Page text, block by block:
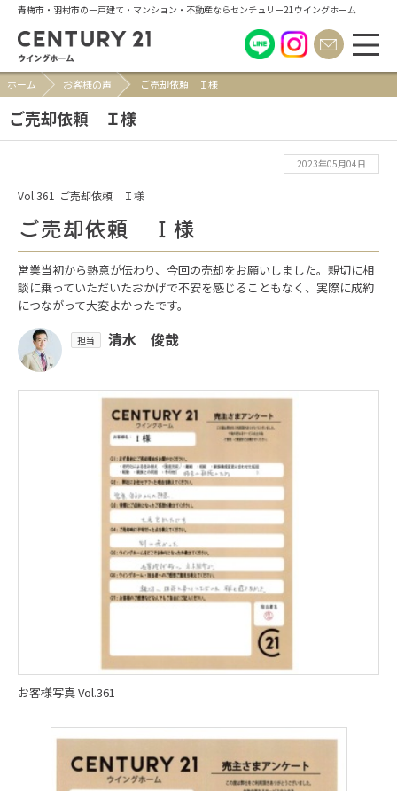
青梅市・羽村市の一戸建て・マンション・不動産ならセンチュリー21ウイングホーム
ホーム お客様の声 ご売却依頼 Ｉ様
ご売却依頼 Ｉ様
2023年05月04日
Vol.361 ご売却依頼 Ｉ様
ご売却依頼 Ｉ様
営業当初から熱意が伝わり、今回の売却をお願いしました。親切に相
談に乗っていただいたおかげで不安を感じることもなく、実際に成約
につながって大変よかったです。
担当 清水 俊哉
お客様写真 Vol.361